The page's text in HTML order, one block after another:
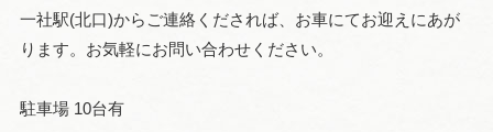
一社駅(北口)からご連絡くだされば、お車にてお迎えにあが
ります。お気軽にお問い合わせください。
駐車場 10台有